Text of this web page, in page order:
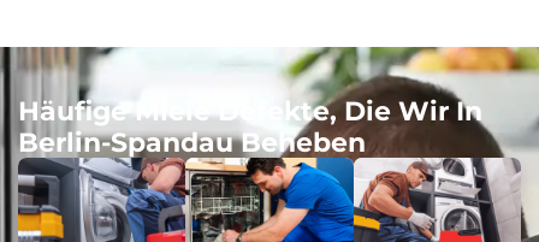
Häufige Miele Defekte, Die Wir In
Berlin-Spandau Beheben